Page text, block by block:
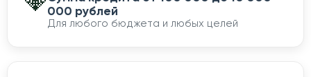
000 рублей
Для любого бюджета и любых целей